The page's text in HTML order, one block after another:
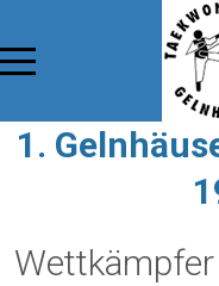
1.
Wettkämpfer